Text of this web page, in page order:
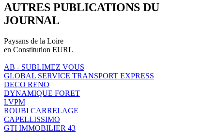
AUTRES PUBLICATIONS DU
JOURNAL
Paysans de la Loire
en Constitution EURL
AB - SUBLIMEZ VOUS
GLOBAL SERVICE TRANSPORT EXPRESS
DECO RENO
DYNAMIQUE FORET
LVPM
ROUBI CARRELAGE
CAPELLISSIMO
GTI IMMOBILIER 43